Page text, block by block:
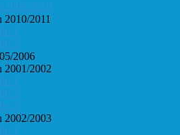
2009/2010
2010/2011
1
2
2006
2001/2002
1
2
3
2002/2003
1